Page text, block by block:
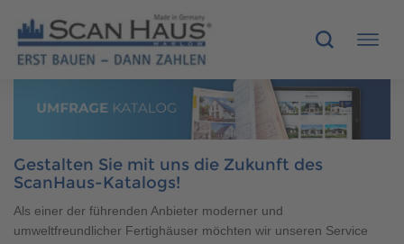
HÄUSER
MUSTERHÄUSER
SCANHAUS-VORTEILE
Gestalten Sie mit uns die Zukunft des
ScanHaus-Katalogs!
Als einer der führenden Anbieter moderner und
umweltfreundlicher Fertighäuser möchten wir unseren Service